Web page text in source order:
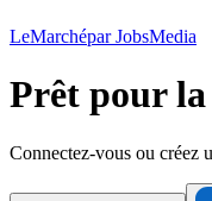
LeMarchépar JobsMedia
Prêt pour la
Connectez-vous ou créez